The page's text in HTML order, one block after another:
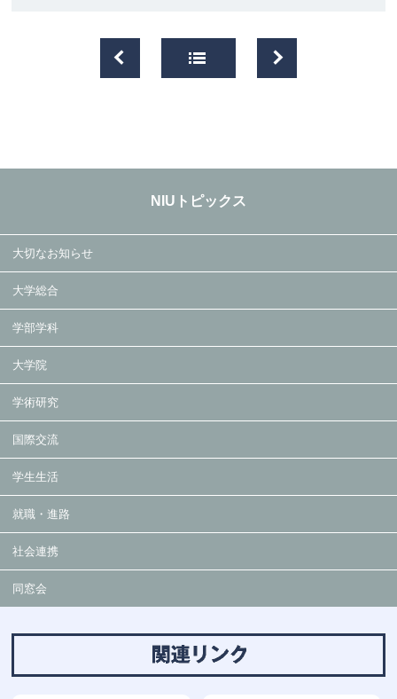
NIUトピックス
大切なお知らせ
大学総合
学部学科
大学院
学術研究
国際交流
学生生活
就職・進路
社会連携
同窓会